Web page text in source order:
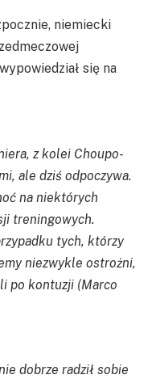
niemiecki
się na
z kolei Choupo-
ale dziś odpoczywa.
na niektórych
treningowych.
tych, którzy
niezwykle ostrożni,
po kontuzji (Marco
dobrze radził sobie